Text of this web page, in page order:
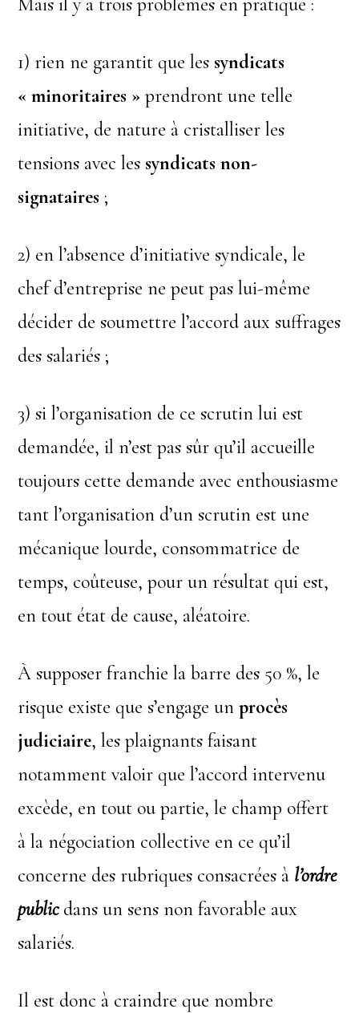
1) rien ne garantit que les syndicats
« minoritaires » prendront une telle
initiative, de nature à cristalliser les
tensions avec les syndicats non-
signataires ;
2) en l’absence d’initiative syndicale, le
chef d’entreprise ne peut pas lui-même
décider de soumettre l’accord aux suffrages
des salariés ;
3) si l’organisation de ce scrutin lui est
demandée, il n’est pas sûr qu’il accueille
toujours cette demande avec enthousiasme
tant l’organisation d’un scrutin est une
mécanique lourde, consommatrice de
temps, coûteuse, pour un résultat qui est,
en tout état de cause, aléatoire.
À supposer franchie la barre des 50 %, le
risque existe que s’engage unprocès
judiciaire, les plaignants faisant
notamment valoir que l’accord intervenu
excède, en tout ou partie, le champ offert
à la négociation collective en ce qu’il
concerne des rubriques consacrées à l’ordre
publicdans un sens non favorable aux
salariés.
Il est donc à craindre que nombre